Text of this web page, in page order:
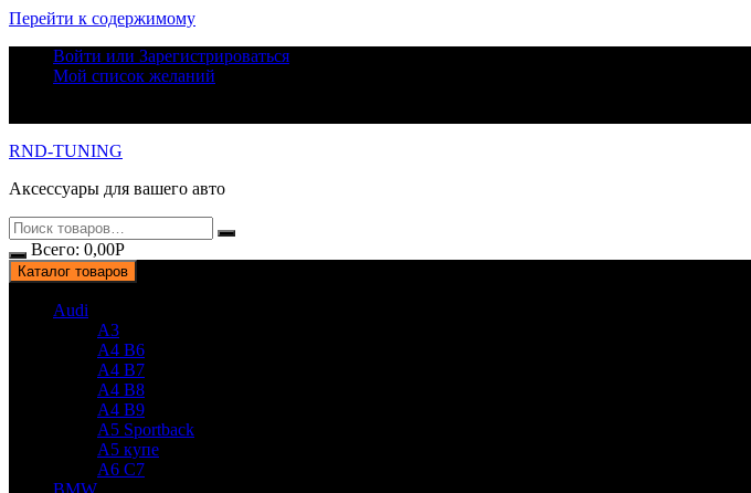
Перейти к содержимому
Войти или Зарегистрироваться
Мой список желаний
RND-TUNING
Аксессуары для вашего авто
Всего: 0,00Р
Каталог товаров
Audi
A3
A4 B6
A4 B7
A4 B8
A4 B9
A5 Sportback
A5 купе
A6 C7
BMW